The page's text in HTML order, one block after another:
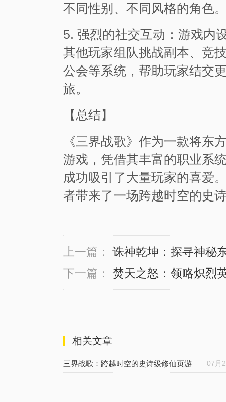
不同性别、不同风格的角色
5. 强烈的社交互动：游戏内
其他玩家组队挑战副本、竞
公会等系统，帮助玩家结交
旅。
【总结】
《三界战歌》作为一款将东
游戏，凭借其丰富的职业系
成功吸引了大量玩家的喜爱
者带来了一场跨越时空的史
上一篇：
诛神乾坤：探寻神秘
下一篇：
焚天之怒：领略炽烈
相关文章
07月
三界战歌：跨越时空的史诗级修仙页游